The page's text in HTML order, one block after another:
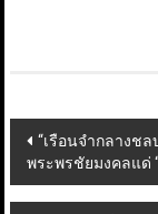
Post
navigation
“เรือนจำกลางช
พระพรชัยมงคลแด่